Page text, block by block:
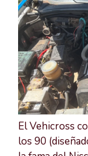
El Vehicross
los 90